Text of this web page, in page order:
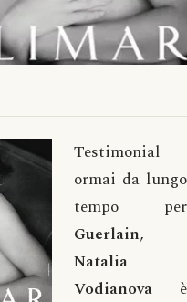
Testimonial
ormai da lungo
tempo per
Guerlain,
Natalia
Vodianova è